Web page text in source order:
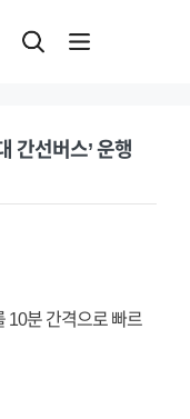
간선버스’ 운행
10분 간격으로 빠르